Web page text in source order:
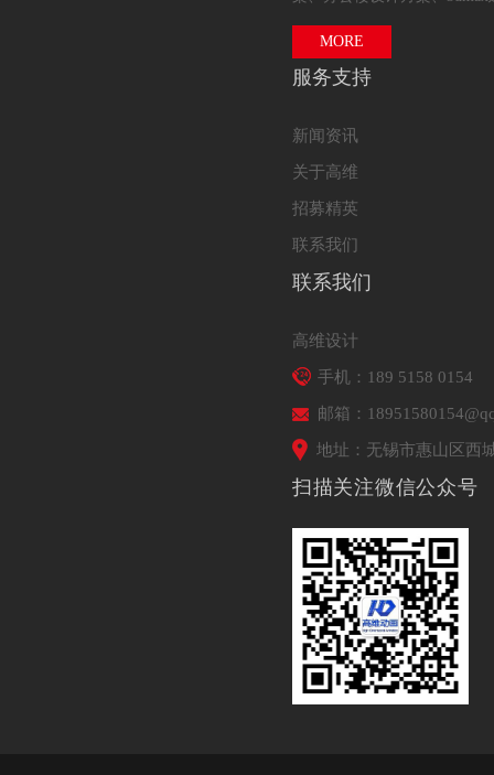
MORE
服务支持
新闻资讯
关于高维
招募精英
联系我们
联系我们
高维设计
手机：189 5158 0154
邮箱：
地址：无锡市惠山区西
扫描关注微信公众号